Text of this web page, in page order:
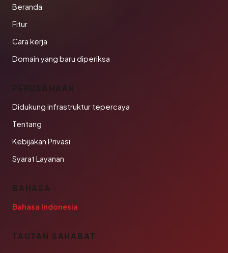
Beranda
Fitur
Cara kerja
Domain yang baru diperiksa
PERUSAHAAN
Didukung infrastruktur tepercaya
Tentang
Kebijakan Privasi
Syarat Layanan
BAHASA
Bahasa Indonesia
TAUTAN SAHABAT